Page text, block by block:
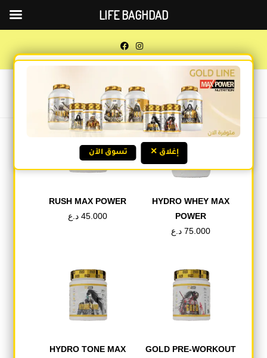
0 MENU
Check Our GOLD LINE!
RUSH MAX POWER
45.000 د.ع
HYDRO WHEY MAX
POWER
75.000 د.ع
HYDRO TONE MAX
GOLD PRE-WORKOUT
تسوق الآن ✕ إغلاق
LIFE BAGHDAD